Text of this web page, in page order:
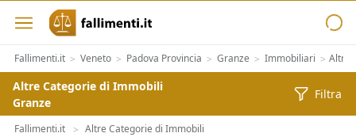
Fallimenti.it > Veneto > Padova Provincia > Granze > Immobiliari > Altre
Altre Categorie di Immobili
Granze
Filtra
Fallimenti.it > Altre Categorie di Immobili